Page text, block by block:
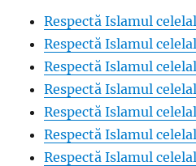
Respectă Islamul
Respectă Islamul
Respectă Islamul
Respectă Islamul
Respectă Islamul
Respectă Islamul
Respectă Islamul